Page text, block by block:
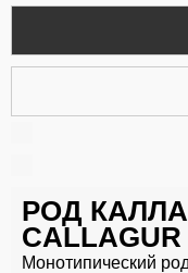
РОД
CALLAGUR
Монотипический